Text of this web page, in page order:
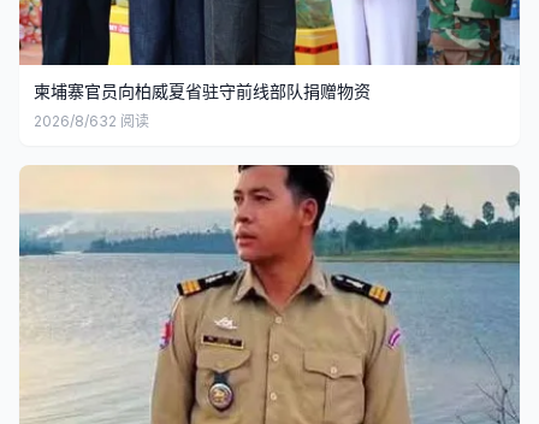
柬埔寨官员向柏威夏省驻守前线部队捐赠物资
2026/8/632 阅读